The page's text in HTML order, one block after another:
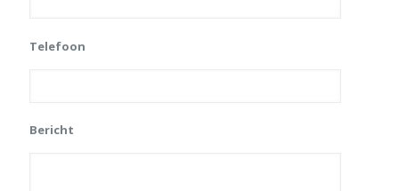
Telefoon
Bericht